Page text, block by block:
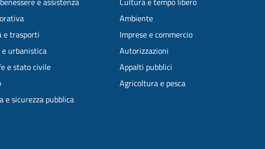
e trasporti
urbanistica
e stato civile
e sicurezza pubblica
Ambiente
Imprese e commercio
Autorizzazioni
Appalti pubblici
Agricoltura e pesca